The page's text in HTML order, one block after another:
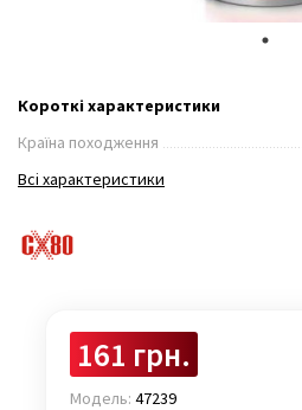
Короткі характеристики
Країна походження
Всі характеристики
161 грн.
Модель: 47239